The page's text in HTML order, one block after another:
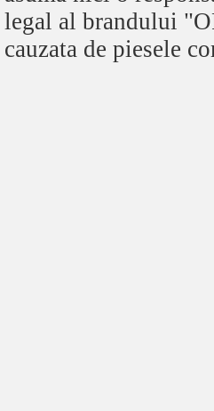
legal al brandului
cauzata de piesele